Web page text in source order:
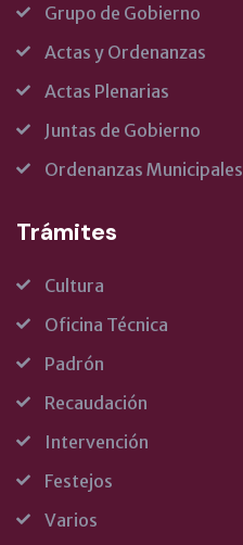
Grupo de Gobierno
Actas y Ordenanzas
Actas Plenarias
Juntas de Gobierno
Ordenanzas Municipales
Trámites
Cultura
Oficina Técnica
Padrón
Recaudación
Intervención
Festejos
Varios